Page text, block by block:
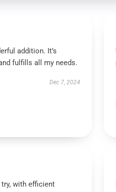
addition. It’s
fulfills all my needs.
Dec 7, 2024
with efficient